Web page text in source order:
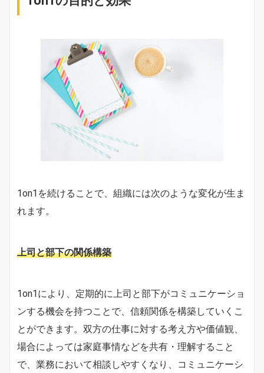
1on1を続けることで、組織には次のような変化が生ま
れます。
上司と部下の関係構築
1on1により、定期的に上司と部下がコミュニケーショ
ンする機会を持つことで、信頼関係を構築していくこ
とができます。双方の仕事に対する考え方や価値観、
場合によっては家庭事情などを共有・理解すること
で、業務において相談しやすくなり、コミュニケーシ